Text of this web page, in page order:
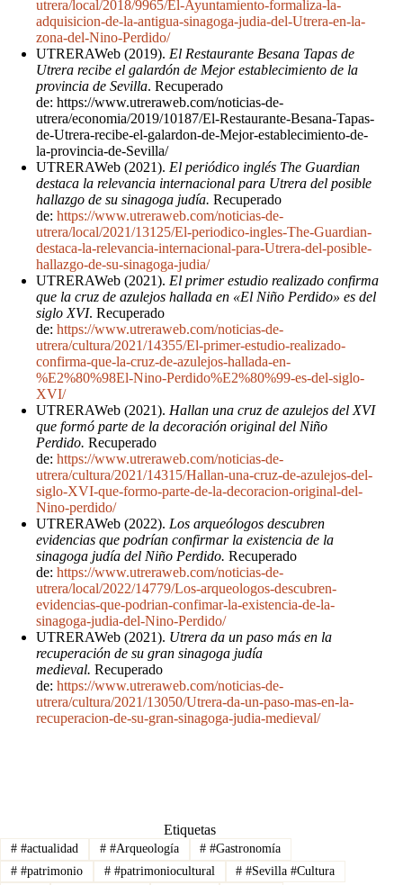
utrera/local/2018/9965/El-Ayuntamiento-formaliza-la-
adquisicion-de-la-antigua-sinagoga-judia-del-Utrera-en-la-
zona-del-Nino-Perdido/
UTRERAWeb (2019). El Restaurante Besana Tapas de
Utrera recibe el galardón de Mejor establecimiento de la
provincia de Sevilla. Recuperado
de: https://www.utreraweb.com/noticias-de-
utrera/economia/2019/10187/El-Restaurante-Besana-Tapas-
de-Utrera-recibe-el-galardon-de-Mejor-establecimiento-de-
la-provincia-de-Sevilla/
UTRERAWeb (2021). El periódico inglés The Guardian
destaca la relevancia internacional para Utrera del posible
hallazgo de su sinagoga judía. Recuperado
de: https://www.utreraweb.com/noticias-de-
utrera/local/2021/13125/El-periodico-ingles-The-Guardian-
destaca-la-relevancia-internacional-para-Utrera-del-posible-
hallazgo-de-su-sinagoga-judia/
UTRERAWeb (2021). El primer estudio realizado confirma
que la cruz de azulejos hallada en «El Niño Perdido» es del
siglo XVI. Recuperado
de: https://www.utreraweb.com/noticias-de-
utrera/cultura/2021/14355/El-primer-estudio-realizado-
confirma-que-la-cruz-de-azulejos-hallada-en-
%E2%80%98El-Nino-Perdido%E2%80%99-es-del-siglo-
XVI/
UTRERAWeb (2021). Hallan una cruz de azulejos del XVI
que formó parte de la decoración original del Niño
Perdido. Recuperado
de: https://www.utreraweb.com/noticias-de-
utrera/cultura/2021/14315/Hallan-una-cruz-de-azulejos-del-
siglo-XVI-que-formo-parte-de-la-decoracion-original-del-
Nino-perdido/
UTRERAWeb (2022). Los arqueólogos descubren
evidencias que podrían confirmar la existencia de la
sinagoga judía del Niño Perdido. Recuperado
de: https://www.utreraweb.com/noticias-de-
utrera/local/2022/14779/Los-arqueologos-descubren-
evidencias-que-podrian-confimar-la-existencia-de-la-
sinagoga-judia-del-Nino-Perdido/
UTRERAWeb (2021). Utrera da un paso más en la
recuperación de su gran sinagoga judía
medieval. Recuperado
de: https://www.utreraweb.com/noticias-de-
utrera/cultura/2021/13050/Utrera-da-un-paso-mas-en-la-
recuperacion-de-su-gran-sinagoga-judia-medieval/
Etiquetas
##actualidad ##Arqueología # #Gastronomía
##patrimonio ##patrimoniocultural # #Sevilla #Cultura